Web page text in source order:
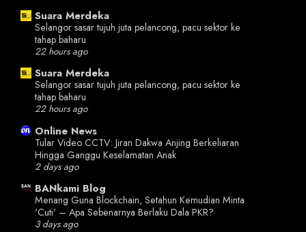
Suara Merdeka
Selangor sasar tujuh juta pelancong, pacu sektor ke
tahap baharu
22 hours ago
Suara Merdeka
Selangor sasar tujuh juta pelancong, pacu sektor ke
tahap baharu
22 hours ago
Online News
Tular Video CCTV: Jiran Dakwa Anjing Berkeliaran
Hingga Ganggu Keselamatan Anak
2 days ago
BANkami Blog
Menang Guna Blockchain, Setahun Kemudian Minta
'Cuti' – Apa Sebenarnya Berlaku Dala PKR?
3 days ago